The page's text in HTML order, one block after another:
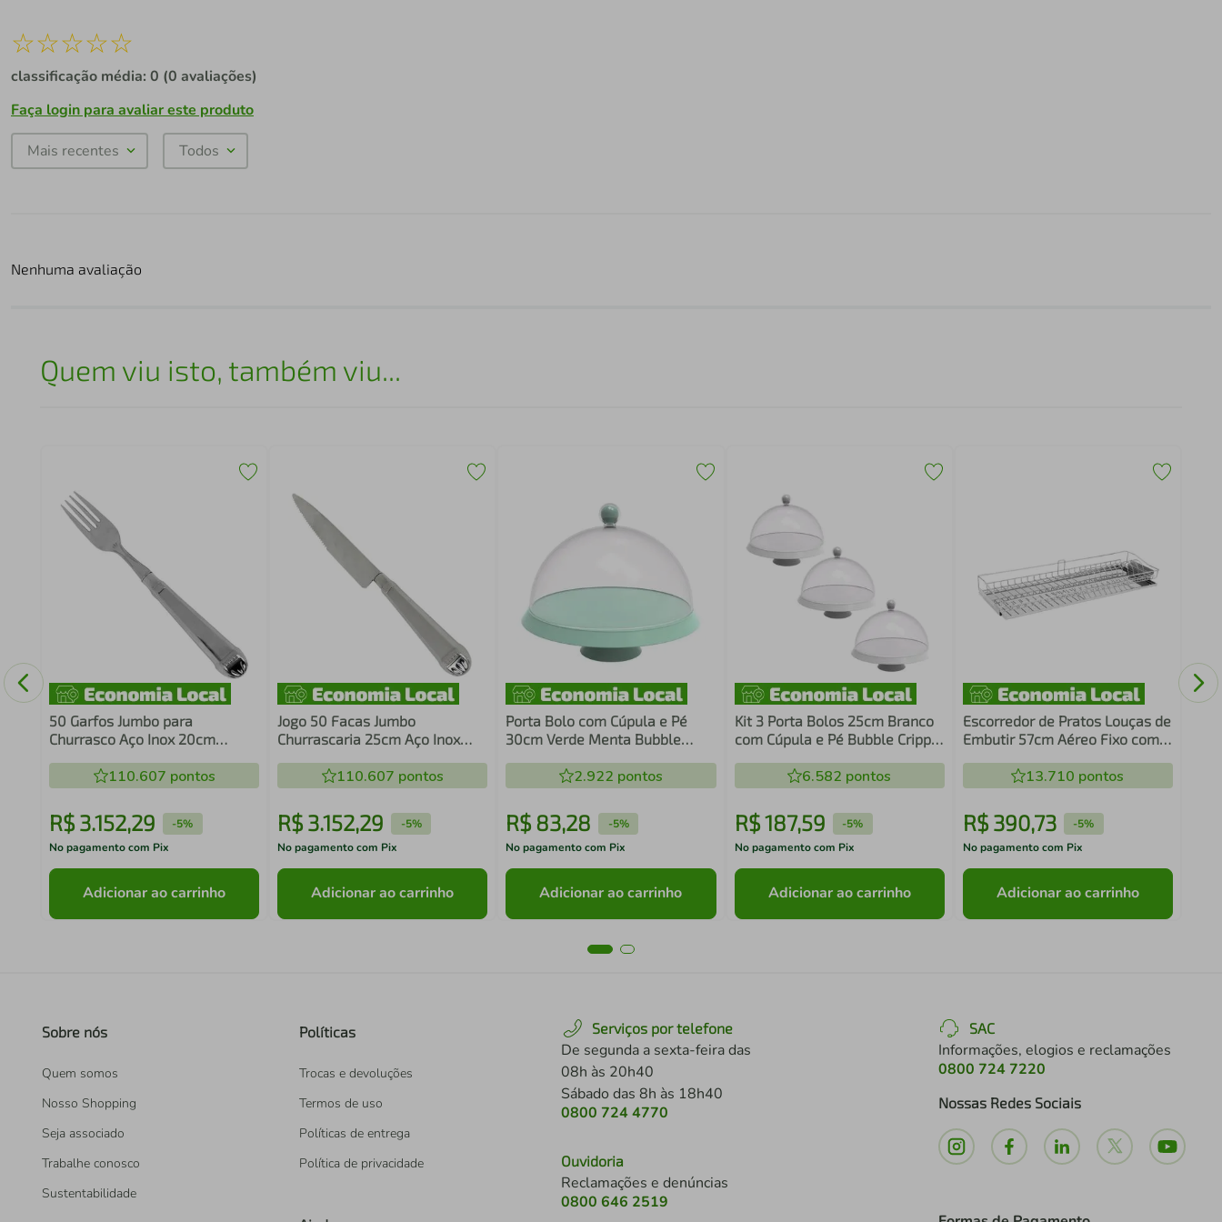
☆☆☆☆☆
classificação média: 0 (0 avaliações)
Faça login para avaliar este produto
Mais recentes Todos
Nenhuma avaliação
Quem viu isto, também viu...
50 Garfos Jumbo para
Churrasco Aço Inox 20cm
Robusto 110.607 pontos
R$ 3.152,29 -5%
No pagamento com Pix
Adicionar ao carrinho
Jogo 50 Facas Jumbo
Churrascaria 25cm Aço Inox
110.607 pontos
R$ 3.152,29 -5%
No pagamento com Pix
Adicionar ao carrinho
Porta Bolo com Cúpula e Pé
30cm Verde Menta Bubble
2.922 pontos
R$83,28 -5%
No pagamento com Pix
Adicionar ao carrinho
Kit 3 Porta Bolos 25cm Branco
com Cúpula e Pé Bubble Crippa
6.582 pontos
R$187,59 -5%
No pagamento com Pix
Adicionar ao carrinho
Escorredor de Pratos Louças de
Embutir 57cm Aéreo Fixo com
13.710 pontos
R$ 390,73 -5%
No pagamento com Pix
Adicionar ao carrinho
Sobre nós
Quem somos
Nosso Shopping
Seja associado
Trabalhe conosco
Sustentabilidade
Políticas
Trocas e devoluções
Termos de uso
Políticas de entrega
Política de privacidade
Serviços por telefone
De segunda a sexta-feira das
08h às 20h40
Sábado das 8h às 18h40
0800 724 4770
Ouvidoria
Reclamações e denúncias
0800 646 2519
SAC
Informações, elogios e reclamações
0800 724 7220
Nossas Redes Sociais